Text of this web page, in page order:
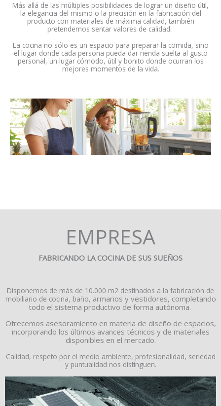
Más allá de las múltiples posibilidades de lograr un diseño útil,
la elegancia del mismo o la precisión en la fabricación del
producto con materiales de máxima calidad, también
pretendemos sentar valores de calidad.
La cocina no sólo es un espacio para preparar la comida, sino
el lugar donde cada persona pueda dar rienda suelta al gusto
personal, un lugar cómodo, útil y bonito donde ocurran los
mejores momentos de la vida.
EMPRESA
FABRICANDO LA COCINA DE SUS SUEÑOS
Disponemos de más de 10.000 m2 destinados a la fabricación de
mobiliario de cocina, baño, armarios y vestidores, completando
todo el sistema productivo de forma autónoma.
Ofrecemos asesoramiento en materia de diseño de espacios,
incorporando los últimos avances técnicos y de materiales
disponibles en el mercado.
Calidad, respeto por el medio ambiente, profesionalidad, seriedad
y puntualidad nos distinguen.